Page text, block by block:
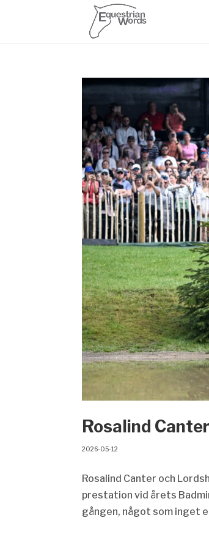
Rosalind
2026-05-12
Rosalind Canter och
prestation vid årets
gången, något som inget